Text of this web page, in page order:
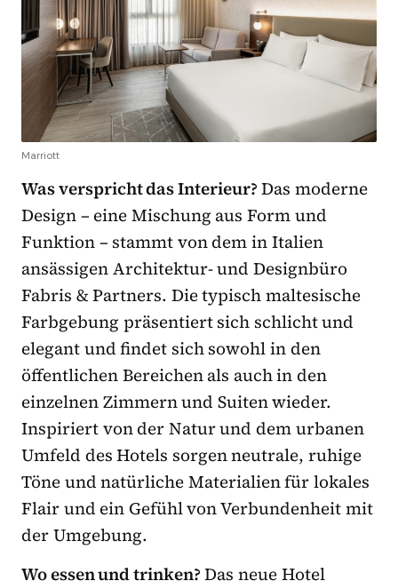
Marriott
Was verspricht das Interieur?Das moderne
Design – eine Mischung aus Form und
Funktion – stammt von dem in Italien
ansässigen Architektur- und Designbüro
Fabris & Partners. Die typisch maltesische
Farbgebung präsentiert sich schlicht und
elegant und findet sich sowohl in den
öffentlichen Bereichen als auch in den
einzelnen Zimmern und Suiten wieder.
Inspiriert von der Natur und dem urbanen
Umfeld des Hotels sorgen neutrale, ruhige
Töne und natürliche Materialien für lokales
Flair und ein Gefühl von Verbundenheit mit
der Umgebung.
Wo essen und trinken?Das neue Hotel